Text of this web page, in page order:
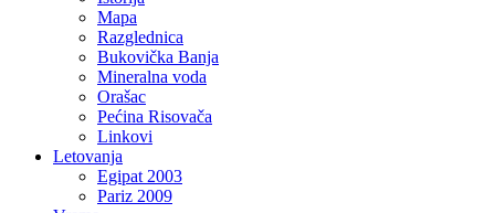
Mapa
Razglednica
Bukovička Banja
Mineralna voda
Orašac
Pećina Risovača
Linkovi
Letovanja
Egipat 2003
Pariz 2009